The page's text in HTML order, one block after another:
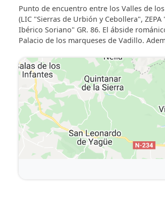
Punto de encuentro entre los Valles de
(LIC "Sierras de Urbión y Cebollera",
Ibérico Soriano" GR. 86. El ábside
Palacio de los marqueses de Vadillo.